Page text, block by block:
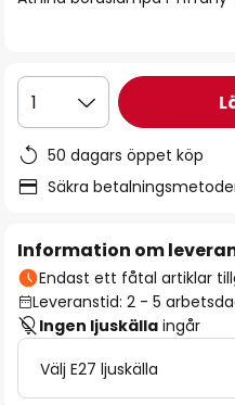
1
50 dagars öppet köp
Säkra
Information om
Endast ett fåtal artiklar
Leveranstid: 2 - 5
Ingen ljuskälla ingår
Välj E27 ljuskälla